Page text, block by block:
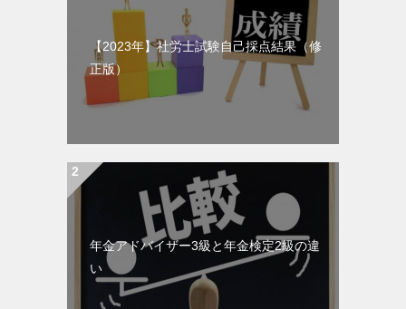
【2023年】社労士試験自己採点結果（修
正版）
年金アドバイザー3級と年金検定2級の違
い